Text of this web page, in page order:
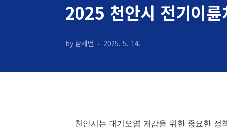
2025 천안시 전기이륜
by 삼세번 2025. 5. 14.
천안시는 대기오염 저감을 위한 중요한